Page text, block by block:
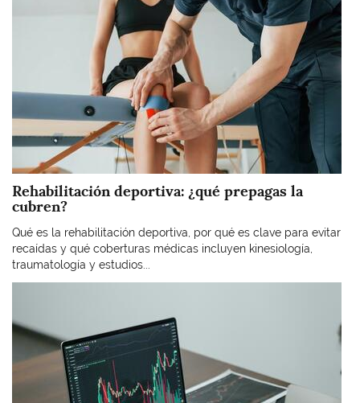
Rehabilitación deportiva: ¿qué prepagas la
cubren?
Qué es la rehabilitación deportiva, por qué es clave para evitar
recaídas y qué coberturas médicas incluyen kinesiología,
traumatología y estudios...